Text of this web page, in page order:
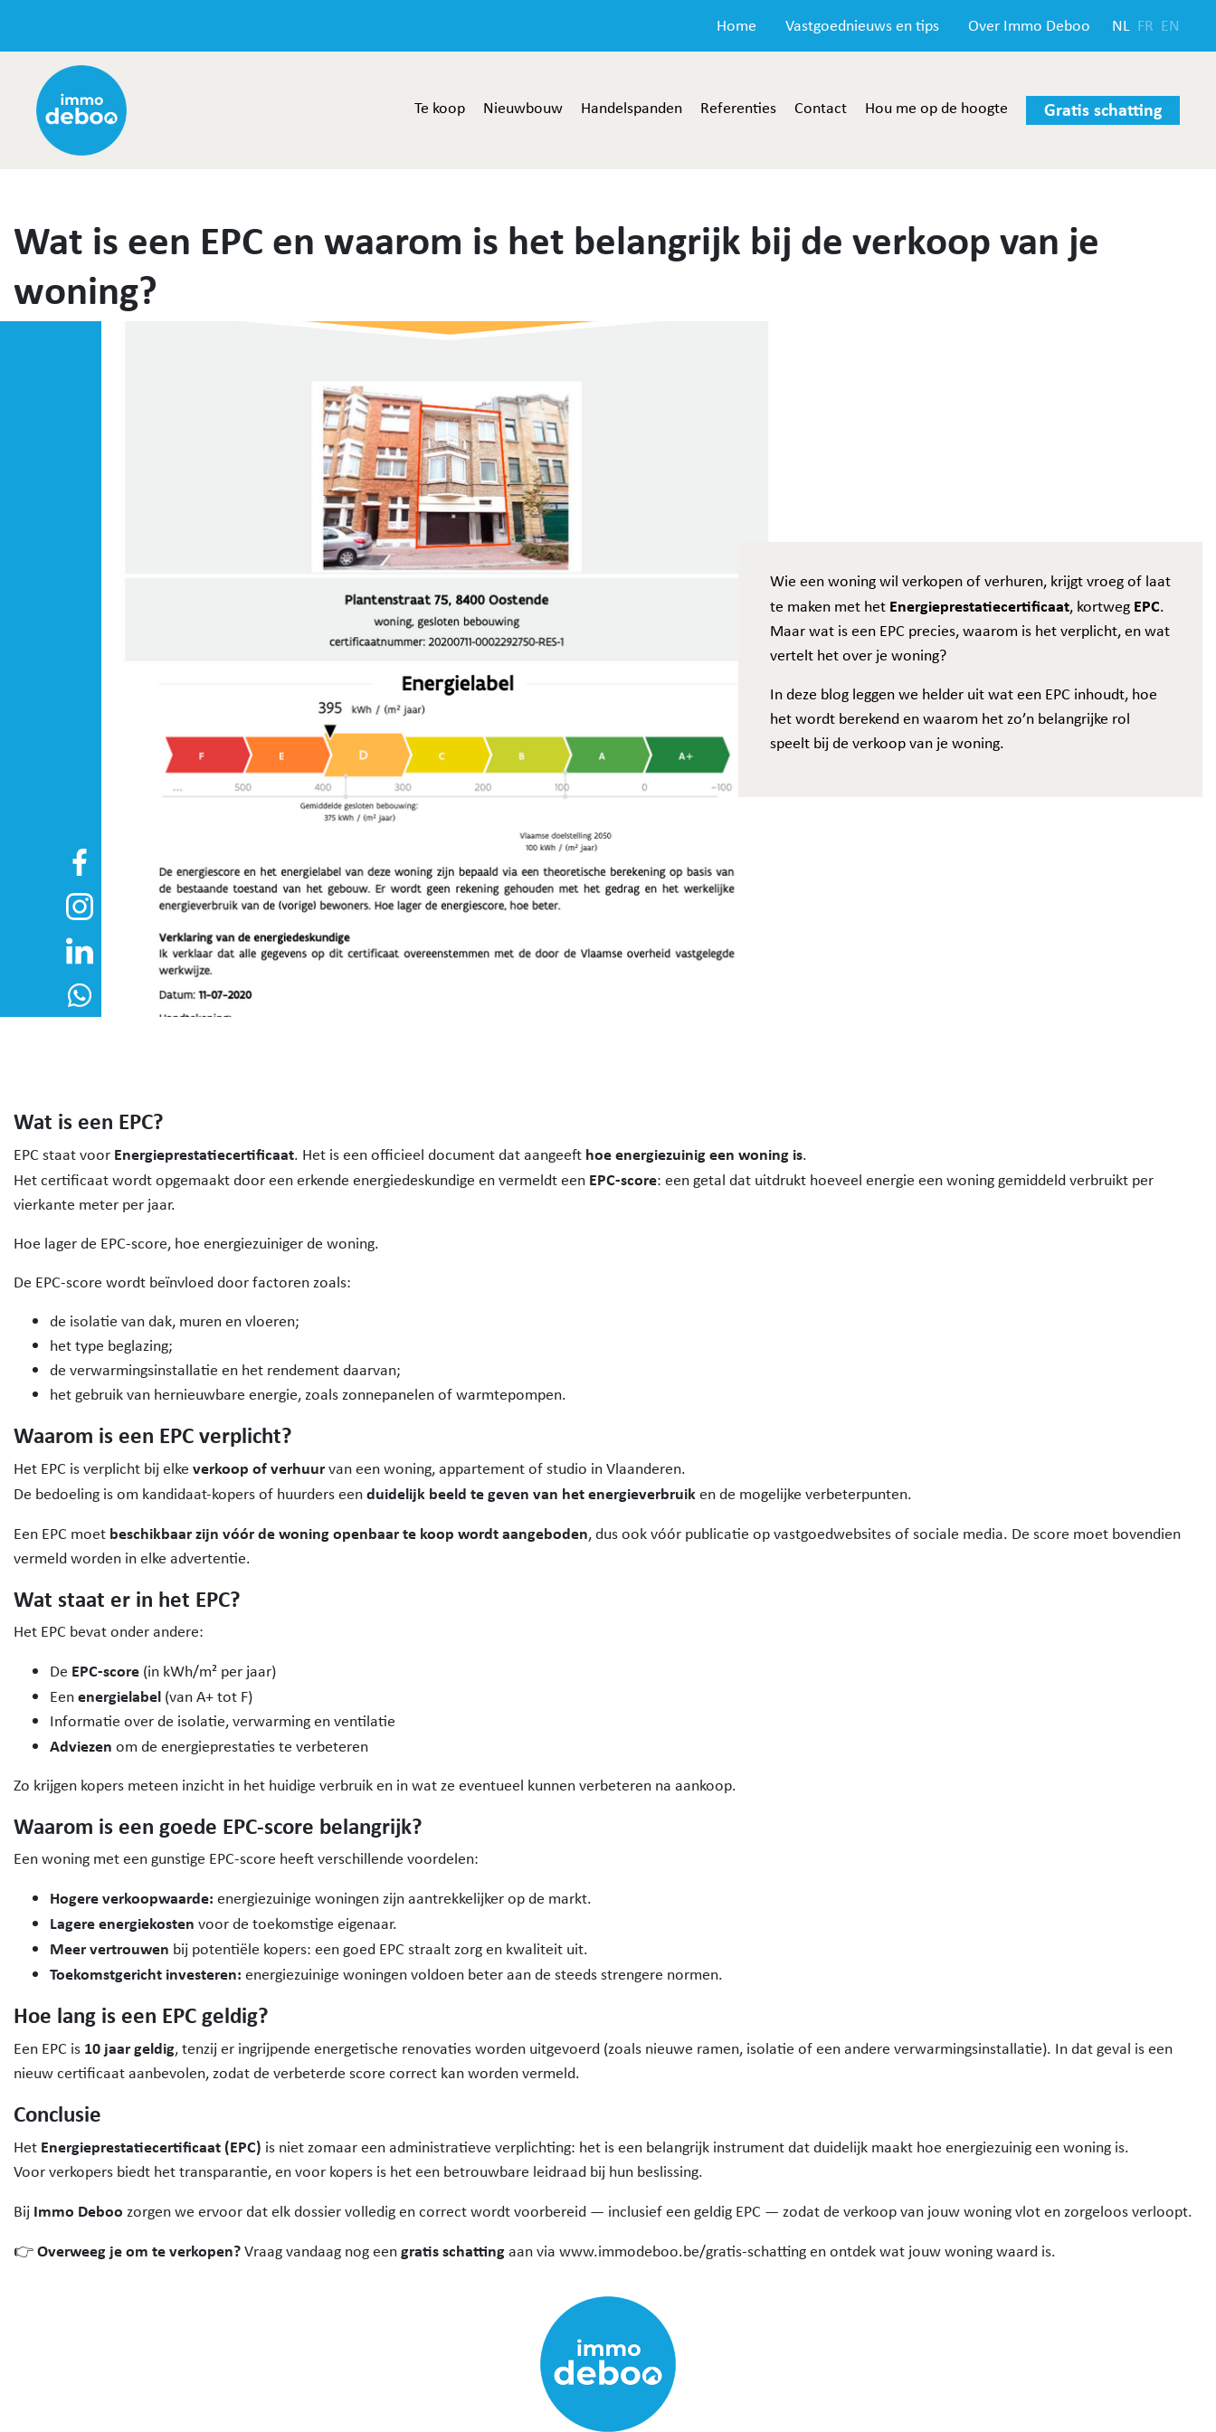
Home Vastgoednieuws en tips Over Immo Deboo NL FR EN
Te koop Nieuwbouw Handelspanden Referenties Contact Hou me op de hoogte Gratis schatting
Wat is een EPC en waarom is het belangrijk bij de verkoop van je
woning?
Wie een woning wil verkopen of verhuren, krijgt vroeg of laat
te maken met het Energieprestatiecertificaat, kortweg EPC.
Maar wat is een EPC precies, waarom is het verplicht, en wat
vertelt het over je woning?
In deze blog leggen we helder uit wat een EPC inhoudt, hoe
het wordt berekend en waarom het zo’n belangrijke rol
speelt bij de verkoop van je woning.
Wat is een EPC?
EPC staat voor Energieprestatiecertificaat. Het is een officieel document dat aangeeft hoe energiezuinig een woning is.
Het certificaat wordt opgemaakt door een erkende energiedeskundige en vermeldt een EPC-score: een getal dat uitdrukt hoeveel energie een woning gemiddeld verbruikt per
vierkante meter per jaar.
Hoe lager de EPC-score, hoe energiezuiniger de woning.
De EPC-score wordt beïnvloed door factoren zoals:
de isolatie van dak, muren en vloeren;
het type beglazing;
de verwarmingsinstallatie en het rendement daarvan;
het gebruik van hernieuwbare energie, zoals zonnepanelen of warmtepompen.
Waarom is een EPC verplicht?
Het EPC is verplicht bij elke verkoop of verhuurvan een woning, appartement of studio in Vlaanderen.
De bedoeling is om kandidaat-kopers of huurders eenduidelijk beeld te geven van het energieverbruiken de mogelijke verbeterpunten.
Een EPC moet beschikbaar zijn vóór de woning openbaar te koop wordt aangeboden, dus ook vóór publicatie op vastgoedwebsites of sociale media. De score moet bovendien
vermeld worden in elke advertentie.
Wat staat er in het EPC?
Het EPC bevat onder andere:
De EPC-score (in kWh/m² per jaar)
Eenenergielabel (van A+ tot F)
Informatie over de isolatie, verwarming en ventilatie
Adviezen om de energieprestaties te verbeteren
Zo krijgen kopers meteen inzicht in het huidige verbruik en in wat ze eventueel kunnen verbeteren na aankoop.
Waarom is een goede EPC-score belangrijk?
Een woning met een gunstige EPC-score heeft verschillende voordelen:
Hogere verkoopwaarde: energiezuinige woningen zijn aantrekkelijker op de markt.
Lagere energiekosten voor de toekomstige eigenaar.
Meer vertrouwen bij potentiële kopers: een goed EPC straalt zorg en kwaliteit uit.
Toekomstgericht investeren: energiezuinige woningen voldoen beter aan de steeds strengere normen.
Hoe lang is een EPC geldig?
Een EPC is 10 jaar geldig, tenzij er ingrijpende energetische renovaties worden uitgevoerd (zoals nieuwe ramen, isolatie of een andere verwarmingsinstallatie). In dat geval is een
nieuw certificaat aanbevolen, zodat de verbeterde score correct kan worden vermeld.
Conclusie
Het Energieprestatiecertificaat (EPC) is niet zomaar een administratieve verplichting: het is een belangrijk instrument dat duidelijk maakt hoe energiezuinig een woning is.
Voor verkopers biedt het transparantie, en voor kopers is het een betrouwbare leidraad bij hun beslissing.
Bij Immo Deboo zorgen we ervoor dat elk dossier volledig en correct wordt voorbereid — inclusief een geldig EPC — zodat de verkoop van jouw woning vlot en zorgeloos verloopt.
👉Overweeg je om te verkopen?Vraag vandaag nog eengratis schattingaan via www.immodeboo.be/gratis-schatting en ontdek wat jouw woning waard is.